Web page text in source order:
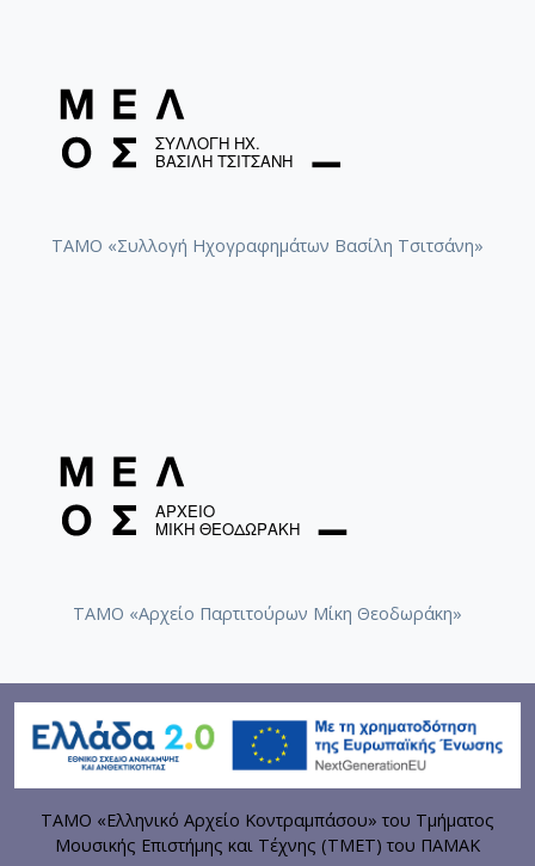
ΤΑΜΟ «Συλλογή Ηχογραφημάτων Βασίλη Τσιτσάνη»
ΤΑΜΟ «Αρχείο Παρτιτούρων Μίκη Θεοδωράκη»
ΤΑΜΟ «Ελληνικό Αρχείο Κοντραμπάσου» του Τμήματος
Μουσικής Επιστήμης και Τέχνης (ΤΜΕΤ) του ΠΑΜΑΚ